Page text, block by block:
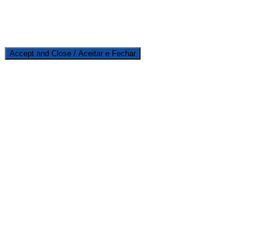
Accept and Close / Aceitar e Fechar